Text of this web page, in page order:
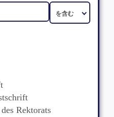
Rektorats